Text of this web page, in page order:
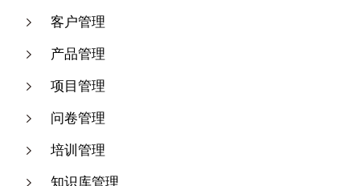
客户管理
产品管理
项目管理
问卷管理
培训管理
知识库管理